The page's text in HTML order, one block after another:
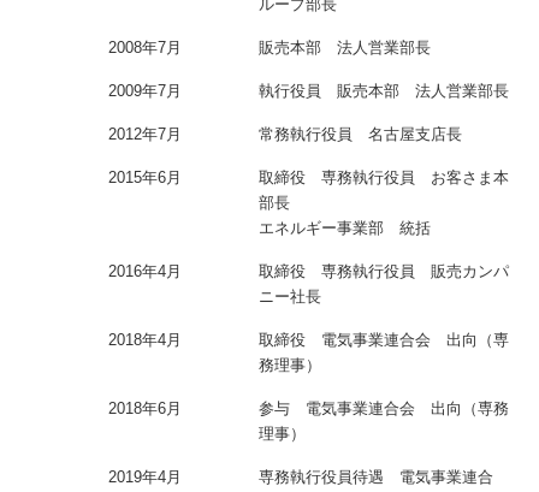
ループ部長
2008年7月 販売本部 法人営業部長
2009年7月 執行役員 販売本部 法人営業部長
2012年7月 常務執行役員 名古屋支店長
2015年6月
取締役 専務執行役員 お客さま本
部長
エネルギー事業部 統括
2016年4月
取締役 専務執行役員 販売カンパ
ニー社長
2018年4月
取締役 電気事業連合会 出向（専
務理事）
2018年6月
参与 電気事業連合会 出向（専務
理事）
2019年4月
専務執行役員待遇 電気事業連合